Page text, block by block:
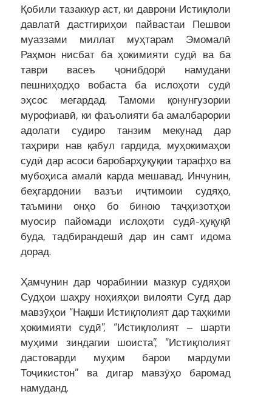
Қобили тазаккур аст, ки даврони Истиқлоли
давлатӣ дастгириҳои пайвастаи Пешвои
муаззами миллат муҳтарам Эмомалӣ
Раҳмон нисбат ба ҳокимияти судӣ ва ба
таври васеъ ҷонибдорӣ намудани
пешниҳодҳо вобаста ба ислоҳоти судӣ
эҳсос мегардад. Тамоми қонунгузории
мурофиавӣ, ки фаъолияти ба амалбарории
адолати судиро танзим мекунад дар
таҳрири нав қабул гардида, муҳокимаҳои
судӣ дар асоси баробарҳуқуқии тарафҳо ва
мубоҳиса амалӣ карда мешавад. Инчунин,
беҳгардонии вазъи иҷтимоии судяҳо,
таъмини онҳо бо биною таҷҳизотҳои
муосир пайомади ислоҳоти судӣ-ҳуқуқӣ
буда, тадбирандешӣ дар ин самт идома
дорад.
Ҳамчунин дар чорабинии мазкур судяҳои
Судҳои шаҳру ноҳияҳои вилояти Суғд дар
мавзӯҳои “Нақши Истиқлолият дар таҳкими
ҳокимияти судӣ”, “Истиқлолият – шарти
муҳими зиндагии шоиста”, “Истиқлолият
дастоварди муҳим барои мардуми
Тоҷикистон” ва дигар мавзӯҳо баромад
намуданд.